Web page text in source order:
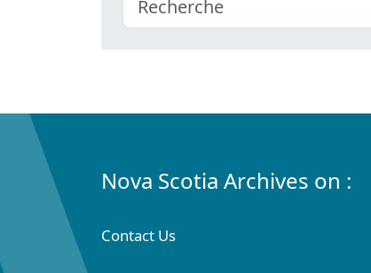
Nova Scotia Archives on :
Contact Us